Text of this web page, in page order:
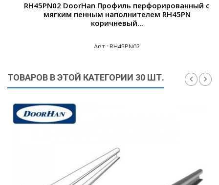
RH45PN02 DoorHan Профиль перфорированный с
мягким пенным наполнителем RH45PN
коричневый...
Арт.: RH45PN02
ТОВАРОВ В ЭТОЙ КАТЕГОРИИ 30 ШТ.